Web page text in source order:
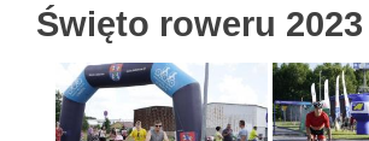
Święto roweru 2023